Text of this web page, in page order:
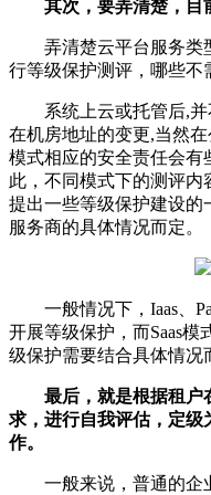
其次，要弄清楚，目
弄清楚云平台服务类
行等级保护测评，哪些不
系统上云或托管后,并
在机房地址的变更,当然在
模式相应的安全责任会有
此，不同模式下的测评
提出一些等级保护建设的
服务商的具体情况而定。
一般情况下，Iaas、
开展等级保护，而Saas
级保护需要结合具体情况
最后，就是根据租户
求，进行自我评估，定级
作。
一般来说，普通的企